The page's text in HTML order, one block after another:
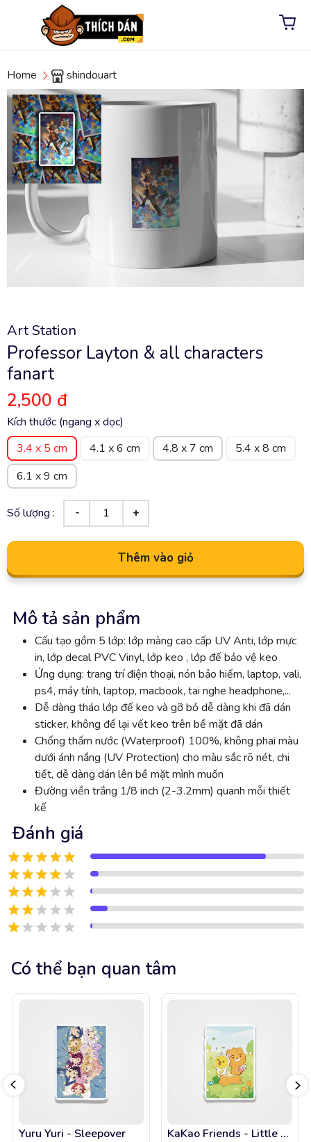
Home shindouart
Art Station
Professor Layton & all characters
fanart
2,500 đ
Kích thước (ngang x dọc)
3.4 x 5 cm
4.1 x 6 cm 4.8 x 7 cm
5.4 x 8 cm
6.1 x 9 cm
Số lượng :
Thêm vào giỏ
Mô tả sản phẩm
Cấu tạo gồm 5 lớp: lớp màng cao cấp UV Anti, lớp mực
in, lớp decal PVC Vinyl, lớp keo , lớp đế bảo vệ keo
Ứng dụng: trang trí điện thoại, nón bảo hiểm, laptop, vali,
ps4, máy tính, laptop, macbook, tai nghe headphone,...
Dễ dàng tháo lớp đế keo và gỡ bỏ dễ dàng khi đã dán
sticker, không để lại vết keo trên bề mặt đã dán
Chống thấm nước (Waterproof) 100%, không phai màu
dưới ánh nắng (UV Protection) cho màu sắc rõ nét, chi
tiết, dễ dàng dán lên bề mặt mình muốn
Đường viền trắng 1/8 inch (2-3.2mm) quanh mỗi thiết
kế
Đánh giá
Có thể bạn quan tâm
Yuru Yuri - Sleepover KaKao Friends - Little Spring Picnic with Ryan and Muzi